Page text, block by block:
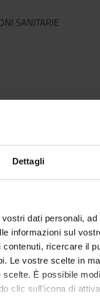
Dettagli
dati personali,
informazioni sul
ricercare il
Le vostre scelte in
È possibile
clic sull'icona di
SANITARIE
LA RICERCA
SANITARIE